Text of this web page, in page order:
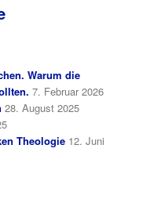
Warum die
7. Februar 2026
28. August 2025
Theologie 12. Juni